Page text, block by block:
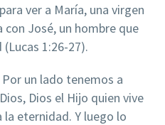
ver a María, una virgen
José, un hombre que
1:26-27).
un lado tenemos a
Dios el Hijo quien vive
eternidad. Y luego lo